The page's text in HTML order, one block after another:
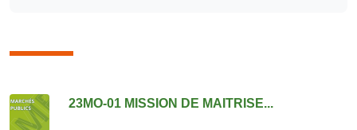
Consulter également
23MO-01 MISSION DE MAITRISE...